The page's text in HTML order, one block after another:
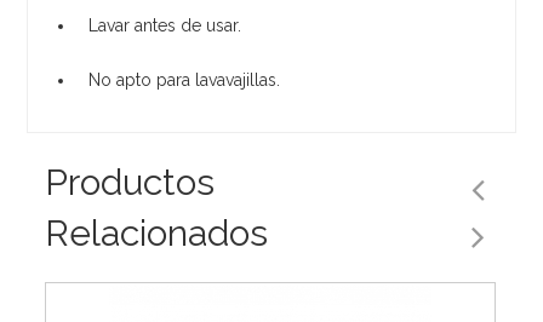
Lavar antes de usar.
No apto para lavavajillas.
Productos
Relacionados